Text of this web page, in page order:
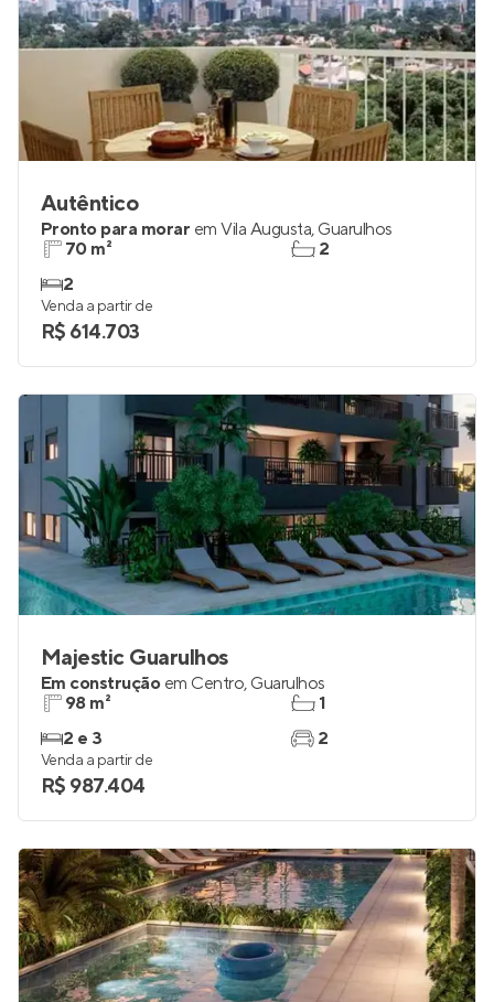
Autêntico
Pronto para morar em Vila Augusta, Guarulhos
70 m²
2
2
Venda a partir de
R$ 614.703
Majestic Guarulhos
Em construção em Centro, Guarulhos
98 m²
2 e 3
1
2
Venda a partir de
R$ 987.404